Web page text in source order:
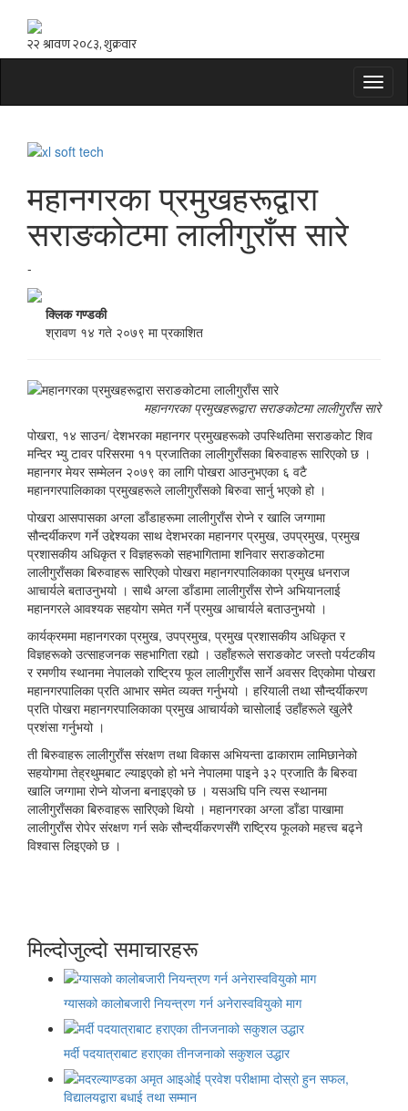
महानगरका प्रमुखहरूद्वारा
सराङकोटमा लालीगुराँस सारे
-
क्लिक गण्डकी
श्रावण १४ गते २०७९ मा प्रकाशित
महानगरका प्रमुखहरूद्वारा सराङकोटमा लालीगुराँस सारे
पोखरा, १४ साउन/ देशभरका महानगर प्रमुखहरूको उपस्थितिमा सराङकोट शिव
मन्दिर भ्यु टावर परिसरमा ११ प्रजातिका लालीगुराँसका बिरुवाहरू सारिएको छ ।
महानगर मेयर सम्मेलन २०७९ का लागि पोखरा आउनुभएका ६ वटै
महानगरपालिकाका प्रमुखहरूले लालीगुराँसको बिरुवा सार्नु भएको हो ।
पोखरा आसपासका अग्ला डाँडाहरूमा लालीगुराँस रोप्ने र खालि जग्गामा
सौन्दर्यीकरण गर्ने उद्देश्यका साथ देशभरका महानगर प्रमुख, उपप्रमुख, प्रमुख
प्रशासकीय अधिकृत र विज्ञहरूको सहभागितामा शनिवार सराङकोटमा
लालीगुराँसका बिरुवाहरू सारिएको पोखरा महानगरपालिकाका प्रमुख धनराज
आचार्यले बताउनुभयो । साथै अग्ला डाँडामा लालीगुराँस रोप्ने अभियानलाई
महानगरले आवश्यक सहयोग समेत गर्ने प्रमुख आचार्यले बताउनुभयो ।
कार्यक्रममा महानगरका प्रमुख, उपप्रमुख, प्रमुख प्रशासकीय अधिकृत र
विज्ञहरूको उत्साहजनक सहभागिता रह्यो । उहाँहरूले सराङकोट जस्तो पर्यटकीय
र रमणीय स्थानमा नेपालको राष्ट्रिय फूल लालीगुराँस सार्ने अवसर दिएकोमा पोखरा
महानगरपालिका प्रति आभार समेत व्यक्त गर्नुभयो । हरियाली तथा सौन्दर्यीकरण
प्रति पोखरा महानगरपालिकाका प्रमुख आचार्यको चासोलाई उहाँहरूले खुलेरै
प्रशंसा गर्नुभयो ।
ती बिरुवाहरू लालीगुराँस संरक्षण तथा विकास अभियन्ता ढाकाराम लामिछानेको
सहयोगमा तेह्रथुमबाट ल्याइएको हो भने नेपालमा पाइने ३२ प्रजाति कै बिरुवा
खालि जग्गामा रोप्ने योजना बनाइएको छ । यसअघि पनि त्यस स्थानमा
लालीगुराँसका बिरुवाहरू सारिएको थियो । महानगरका अग्ला डाँडा पाखामा
लालीगुराँस रोपेर संरक्षण गर्न सके सौन्दर्यीकरणसँगै राष्ट्रिय फूलको महत्त्व बढ्ने
विश्वास लिइएको छ ।
मिल्दोजुल्दो समाचारहरू
ग्यासको कालोबजारी नियन्त्रण गर्न अनेरास्ववियुको माग
मर्दी पदयात्राबाट हराएका तीनजनाको सकुशल उद्धार